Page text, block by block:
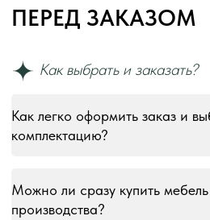
Как легко оформить заказ и
комплектацию?
Можно ли сразу купить
производства?